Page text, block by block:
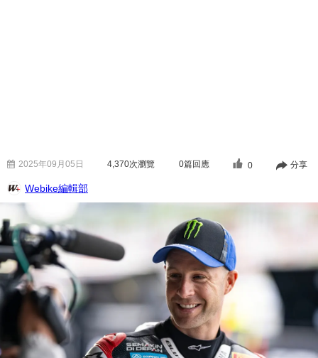
2025年09月05日 4,370次瀏覽 0篇回應 0 分享
Webike編輯部